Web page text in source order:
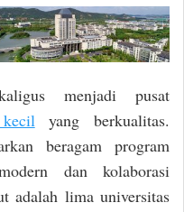
t
i
o
menjadi pusat
yang berkualitas.
beragam program
dan kolaborasi
adalah lima universitas